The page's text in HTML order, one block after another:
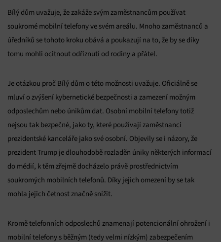
Bílý dům uvažuje, že zakáže svým zaměstnancům používat
soukromé mobilní telefony ve svém areálu. Mnoho zaměstnanců a
úředníků se tohoto kroku obává a poukazují na to, že by se díky
tomu mohli ocitnout odříznutí od rodiny a přátel.
Je otázkou proč Bílý dům o této možnosti uvažuje. Oficiálně se
mluví o zvýšení kybernetické bezpečnosti a zamezení možným
odposlechům nebo únikům dat. Osobní mobilní telefony totiž
nejsou tak bezpečné, jako ty, které používají zaměstnanci
prezidentské kanceláře jako své osobní. Objevily se i názory, že
prezident Trump je dlouhodobě rozladěn úniky některých informací
do médií, k těm zřejmě docházelo právě prostřednictvím
soukromých mobilních telefonů. Díky jejich omezení by se tak
mohla jejich četnost značně snížit.
Kromě telefonních odposlechů znamenají potencionální ohrožení i
mobilní telefony s běžným (tedy velmi nízkým) zabezpečením